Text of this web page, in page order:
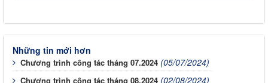
Những tin mới hơn
Chương trình công tác tháng 07.2024 (05/07/2024)
Chương trình công tác tháng 08.2024 (02/08/2024)